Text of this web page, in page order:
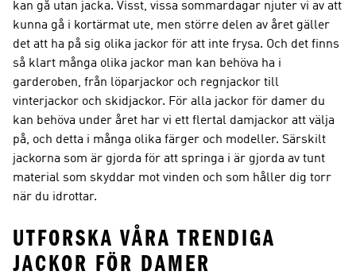
kan gå utan jacka. Visst, vissa sommardagar njuter vi av att
kunna gå i kortärmat ute, men större delen av året gäller
det att ha på sig olika jackor för att inte frysa. Och det finns
så klart många olika jackor man kan behöva ha i
garderoben, från löparjackor och regnjackor till
vinterjackor och skidjackor. För alla jackor för damer du
kan behöva under året har vi ett flertal damjackor att välja
på, och detta i många olika färger och modeller. Särskilt
jackorna som är gjorda för att springa i är gjorda av tunt
material som skyddar mot vinden och som håller dig torr
när du idrottar.
UTFORSKA VÅRA TRENDIGA
JACKOR FÖR DAMER